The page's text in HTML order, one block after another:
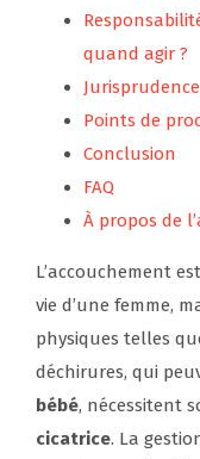
quand agir ?
Points de
Conclusion
FAQ
À propos de
L’accouchement
vie d’une femme,
physiques telles
déchirures, qui
bébé, nécessitent
cicatrice. La